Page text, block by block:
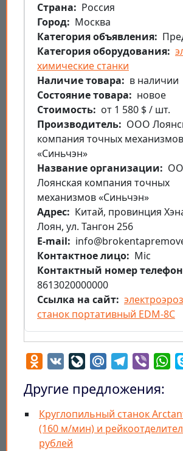
Страна
Россия
Город
Москва
Категория объявления
Категория оборудования
химические станки
Наличие товара
в наличии
Состояние товара
новое
Стоимость
от 1 580 $ / шт.
Производитель
ООО
компания точных механизмов
«Синьчэн»
Название организации
Лоянская компания точных
механизмов «Синьчэн»
Aдрес
Китай, провинция
Лоян, ул. Тангон 256
E-mail
Контактное лицо
Mic
Контактный номер
8613020000000
Ссылка на сайт
станок портативный EDM-8C
Odnoklassniki
VK LiveJournal
Mail.RuTelegram
Viber
Другие предложения:
Круглопильный станок
(160 м/мин) и
рублей